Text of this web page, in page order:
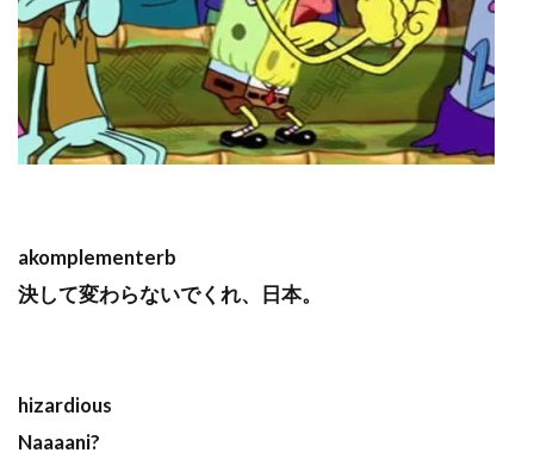
akomplementerb
決して変わらないでくれ、日本。
hizardious
Naaaani?